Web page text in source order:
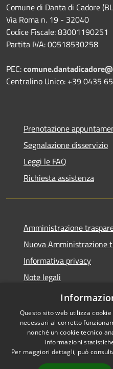
Comune di Danta di Cadore
Via Roma n. 19 - 32040
Codice Fiscale: 83001190251
Partita IVA: 00518530258
PEC:
Centralino Unico: +39 0435
Prenotazione
Segnalazione disservizio
Leggi le FAQ
Richiesta assistenza
Amministrazione
Nuova Amministrazione
Informativa privacy
Note legali
Dichiarazione di
Accessibilità
Questo sito web utilizza
necessari al corretto
nonché un cookie tecnico
informazioni
Per maggiori dettagli, può